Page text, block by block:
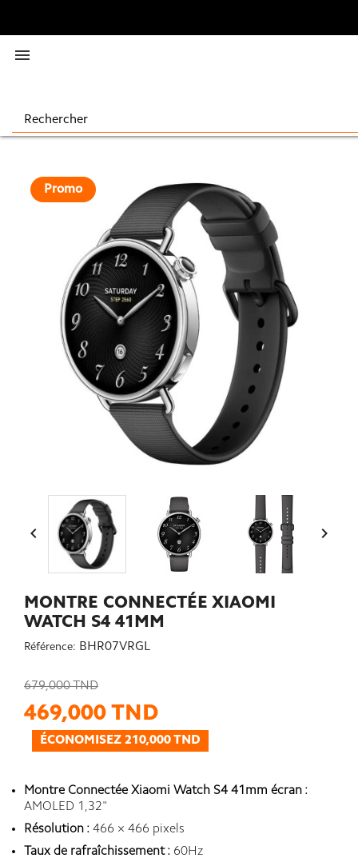

Promo
 
MONTRE CONNECTÉE XIAOMI
WATCH S4 41MM
Référence: BHR07VRGL
679,000 TND
469,000 TND
ÉCONOMISEZ 210,000 TND
Montre Connectée Xiaomi Watch S4 41mm écran :
AMOLED 1,32"
Résolution : 466 × 466 pixels
Taux de rafraîchissement : 60Hz